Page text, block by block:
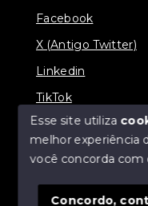
Olá!
Facebook
X (Antigo Twitter)
Linkedin
TikTok
© Copyright 2026 -
SITE PARA IMOBILIARIA
Esse site utiliza
melhor experiência
você concorda com
Concordo,